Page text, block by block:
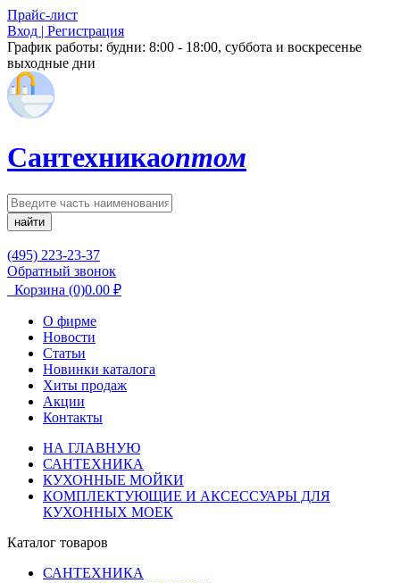
Прайс-лист
Вход | Регистрация
График работы: будни: 8:00 - 18:00, суббота и воскресенье
выходные дни
Сантехникаоптом
найти
(495) 223-23-37
Обратный звонок
Корзина (0)0.00 ₽
О фирме
Новости
Статьи
Новинки каталога
Хиты продаж
Акции
Контакты
НА ГЛАВНУЮ
САНТЕХНИКА
КУХОННЫЕ МОЙКИ
КОМПЛЕКТУЮЩИЕ И АКСЕССУАРЫ ДЛЯ
КУХОННЫХ МОЕК
Каталог товаров
САНТЕХНИКА